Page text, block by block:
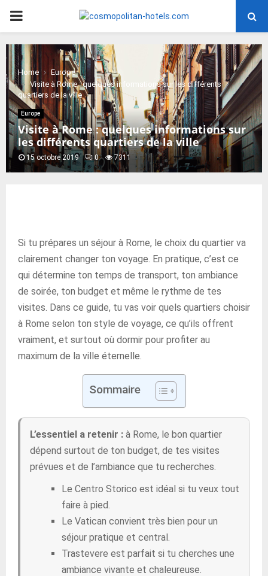
PRIMARY
MENU
Home
Europe
Visite à Rome : quelques informations sur les différents
quartiers de la ville
Europe
Visite à Rome : quelques informations sur
les différents quartiers de la ville
15 octobre 2019 0 7311
Si tu prépares un séjour à Rome, le choix du quartier va
clairement changer ton voyage. En pratique, c’est ce
qui détermine ton temps de transport, ton ambiance
de soirée, ton budget et même le rythme de tes
visites. Dans ce guide, tu vas voir quels quartiers choisir
à Rome selon ton style de voyage, ce qu’ils offrent
vraiment, et surtout où dormir pour profiter au
maximum de la ville éternelle.
Sommaire
L’essentiel a retenir : à Rome, le bon quartier
dépend surtout de ton budget, de tes visites
prévues et de l’ambiance que tu recherches.
Le Centro Storico est idéal si tu veux tout
faire à pied.
Le Vatican convient très bien pour un
séjour pratique et central.
Trastevere est parfait si tu cherches une
ambiance vivante et chaleureuse.